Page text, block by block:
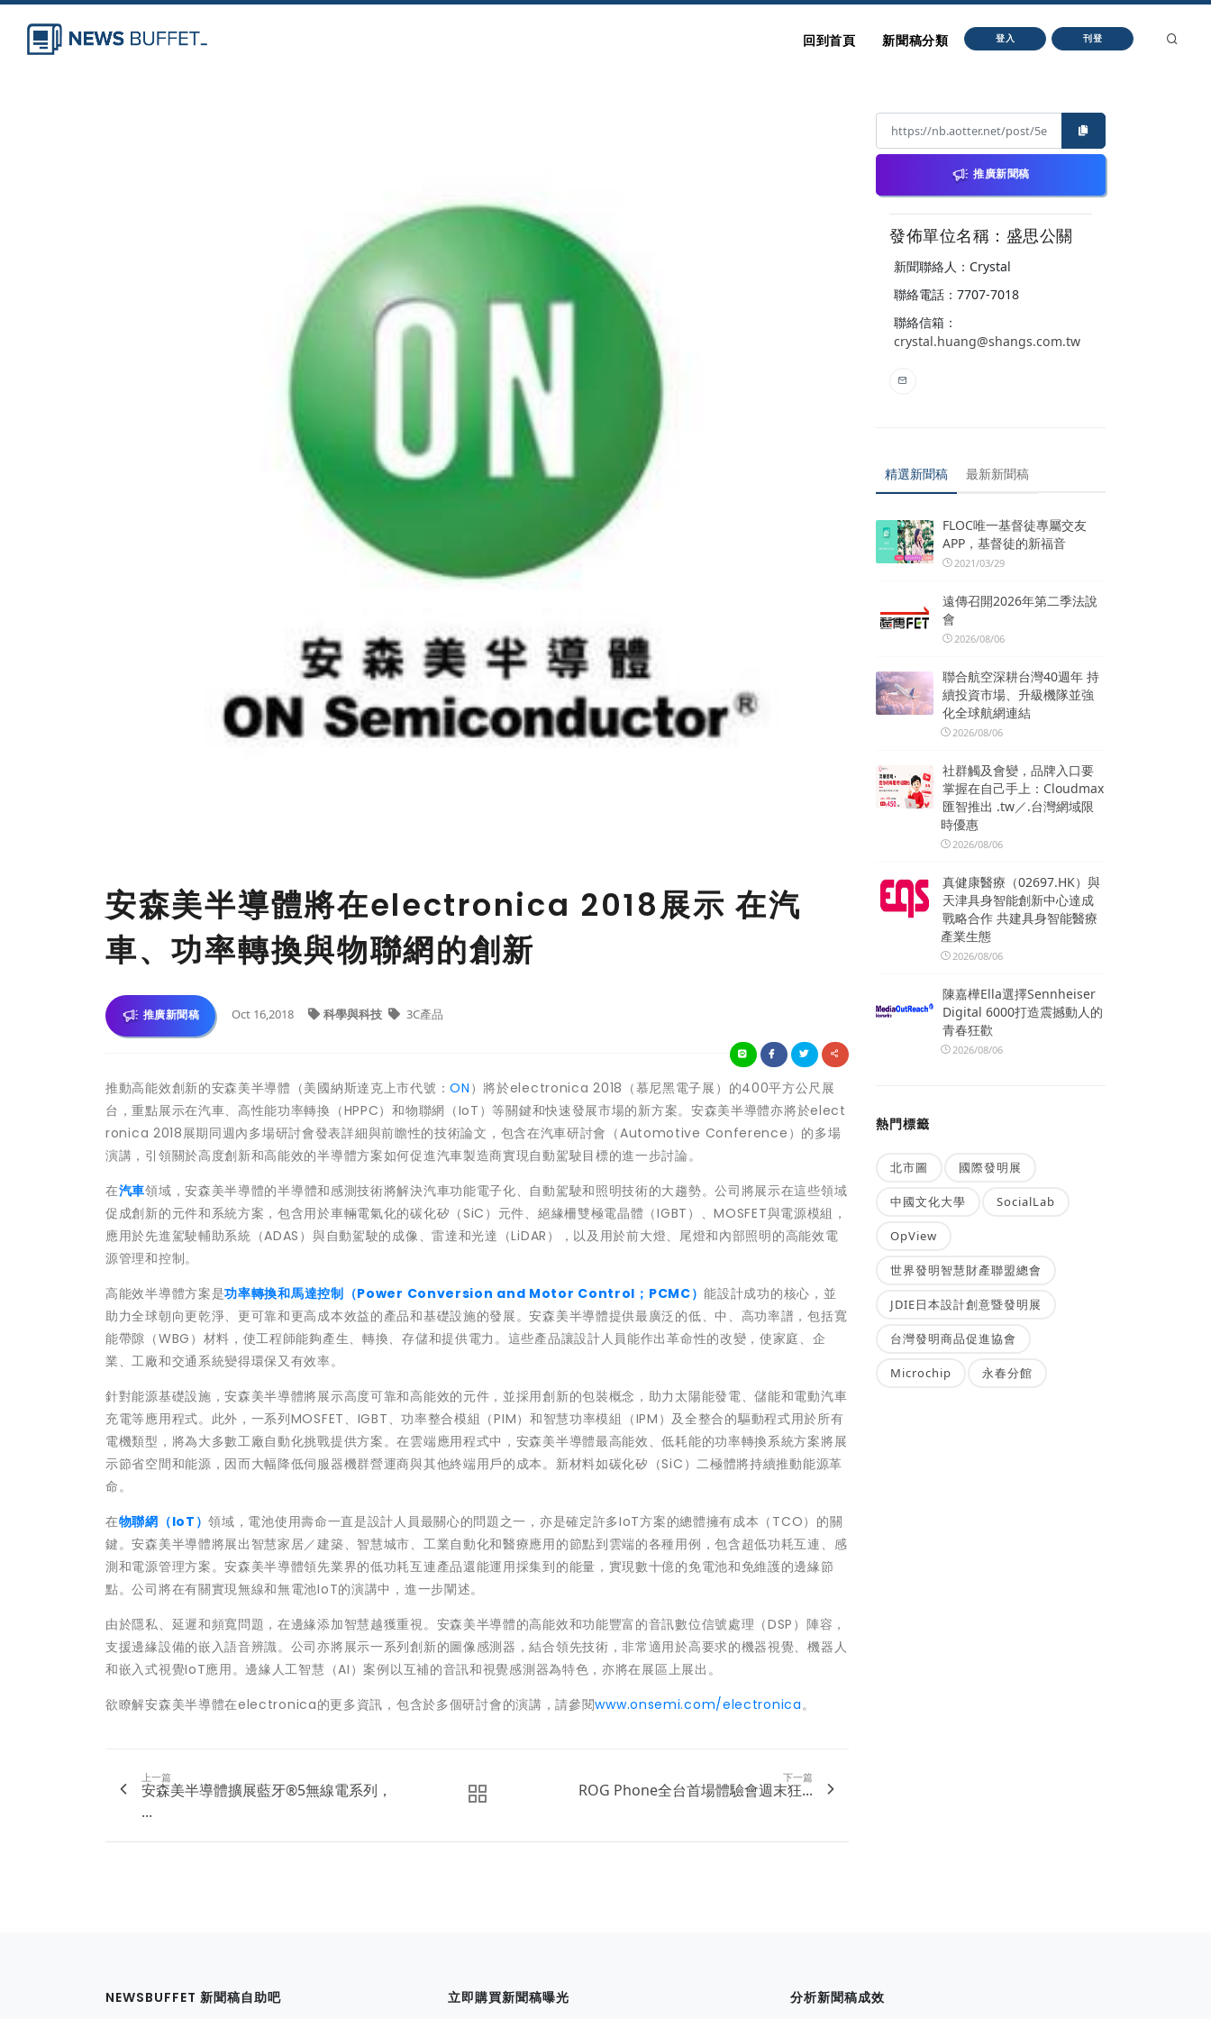
回到首頁 新聞稿分類 登入 刊登
安森美半導體將在electronica 2018展示 在汽
車、功率轉換與物聯網的創新
推廣新聞稿 Oct 16,2018 科學與科技 3C產品
推動高能效創新的安森美半導體（美國納斯達克上市代號：ON ）將於electronica 2018（慕尼黑電子展）的400平方公尺展
台，重點展示在汽車、高性能功率轉換（HPPC）和物聯網（IoT）等關鍵和快速發展市場的新方案。安森美半導體亦將於elect
ronica 2018展期同週內多場研討會發表詳細與前瞻性的技術論文，包含在汽車研討會（Automotive Conference）的多場
演講，引領關於高度創新和高能效的半導體方案如何促進汽車製造商實現自動駕駛目標的進一步討論。
在汽車領域，安森美半導體的半導體和感測技術將解決汽車功能電子化、自動駕駛和照明技術的大趨勢。公司將展示在這些領域
促成創新的元件和系統方案，包含用於車輛電氣化的碳化矽（SiC）元件、絕緣柵雙極電晶體（IGBT）、MOSFET與電源模組，
應用於先進駕駛輔助系統（ADAS）與自動駕駛的成像、雷達和光達（LiDAR），以及用於前大燈、尾燈和內部照明的高能效電
源管理和控制。
高能效半導體方案是功率轉換和馬達控制（Power Conversion and Motor Control；PCMC）能設計成功的核心，並
助力全球朝向更乾淨、更可靠和更高成本效益的產品和基礎設施的發展。安森美半導體提供最廣泛的低、中、高功率譜，包括寬
能帶隙（WBG）材料，使工程師能夠產生、轉換、存儲和提供電力。這些產品讓設計人員能作出革命性的改變，使家庭、企
業、工廠和交通系統變得環保又有效率。
針對能源基礎設施，安森美半導體將展示高度可靠和高能效的元件，並採用創新的包裝概念，助力太陽能發電、儲能和電動汽車
充電等應用程式。此外，一系列MOSFET、IGBT、功率整合模組（PIM）和智慧功率模組（IPM）及全整合的驅動程式用於所有
電機類型，將為大多數工廠自動化挑戰提供方案。在雲端應用程式中，安森美半導體最高能效、低耗能的功率轉換系統方案將展
示節省空間和能源，因而大幅降低伺服器機群營運商與其他終端用戶的成本。新材料如碳化矽（SiC）二極體將持續推動能源革
命。
在物聯網（IoT）領域，電池使用壽命一直是設計人員最關心的問題之一，亦是確定許多IoT方案的總體擁有成本（TCO）的關
鍵。安森美半導體將展出智慧家居／建築、智慧城市、工業自動化和醫療應用的節點到雲端的各種用例，包含超低功耗互連、感
測和電源管理方案。安森美半導體領先業界的低功耗互連產品還能運用採集到的能量，實現數十億的免電池和免維護的邊緣節
點。公司將在有關實現無線和無電池IoT的演講中，進一步闡述。
由於隱私、延遲和頻寬問題，在邊緣添加智慧越獲重視。安森美半導體的高能效和功能豐富的音訊數位信號處理（DSP）陣容，
支援邊緣設備的嵌入語音辨識。公司亦將展示一系列創新的圖像感測器，結合領先技術，非常適用於高要求的機器視覺、機器人
和嵌入式視覺IoT應用。邊緣人工智慧（AI）案例以互補的音訊和視覺感測器為特色，亦將在展區上展出。
欲瞭解安森美半導體在electronica的更多資訊，包含於多個研討會的演講，請參閱www.onsemi.com/electronica。
上一篇
安森美半導體擴展藍牙®5無線電系列，
...
下一篇
ROG Phone全台首場體驗會週末狂...
推廣新聞稿
發佈單位名稱：盛思公關
新聞聯絡人：Crystal
聯絡電話：7707-7018
聯絡信箱：
crystal.huang@shangs.com.tw
精選新聞稿 最新新聞稿
FLOC唯一基督徒專屬交友
APP，基督徒的新福音
2021/03/29
遠傳召開2026年第二季法說
會
2026/08/06
聯合航空深耕台灣40週年 持
續投資市場、升級機隊並強
化全球航網連結
2026/08/06
社群觸及會變，品牌入口要
掌握在自己手上：Cloudmax
匯智推出 .tw／.台灣網域限
時優惠
2026/08/06
真健康醫療（02697.HK）與
天津具身智能創新中心達成
戰略合作 共建具身智能醫療
產業生態
2026/08/06
陳嘉樺Ella選擇Sennheiser
Digital 6000打造震撼動人的
青春狂歡
2026/08/06
熱門標籤
北市圖 國際發明展
中國文化大學 SocialLab
OpView
世界發明智慧財產聯盟總會
JDIE日本設計創意暨發明展
台灣發明商品促進協會
Microchip 永春分館
NEWSBUFFET 新聞稿自助吧 立即購買新聞稿曝光 分析新聞稿成效